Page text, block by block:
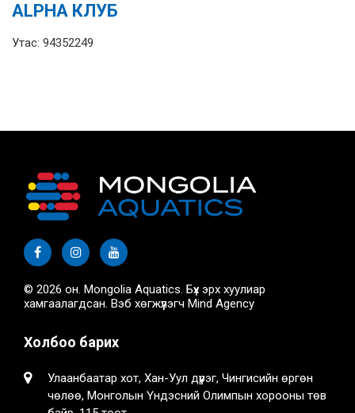
ALPHA КЛУБ
Утас: 94352249
© 2026 он. Mongolia Aquatics. Бүх эрх хуулиар
хамгаалагдсан. Вэб хөгжүүлэгч Mind Agency
Холбоо барих
Улаанбаатар хот, Хан-Уул дүүрэг, Чингисийн өргөн
чөлөө, Монголын Үндэсний Олимпын хорооны төв